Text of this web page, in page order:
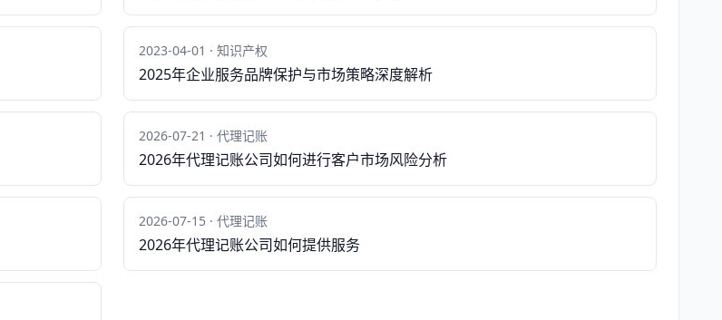
2023-04-01 · 知识产权
2025年企业服务品牌保护与市场策略深度解析
2026-07-21 · 代理记账
2026年代理记账公司如何进行客户市场风险分析
2026-07-15 · 代理记账
2026年代理记账公司如何提供服务